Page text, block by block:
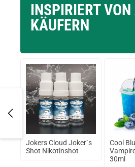
INSPIRIERT
KÄUFERN
Jokers Cloud Joker`s
Shot Nikotinshot
Cool
30ml